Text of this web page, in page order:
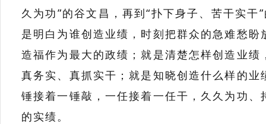
久为功”的谷文昌，再到“扑下身子、苦干实
是明白为谁创造业绩，时刻把群众的急难愁
造福作为最大的政绩；就是清楚怎样创造业
真务实、真抓实干；就是知晓创造什么样的
锤接着一锤敲，一任接着一任干，久久为功
的实绩。